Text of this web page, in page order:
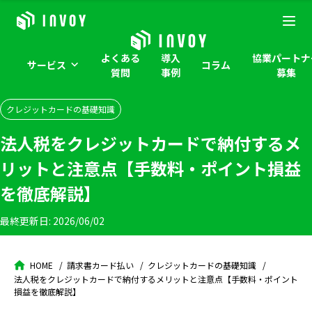
サービス
よくある
質問
導入
事例
コラム
協業パート
募集
クレジットカードの基礎知識
法人税をクレジットカードで納付するメ
リットと注意点【手数料・ポイント損益
を徹底解説】
最終更新日: 2026/06/02
HOME 請求書カード払い
クレジットカードの基礎知識
法人税をクレジットカードで納付するメリットと注意点【手数料・ポイント
損益を徹底解説】